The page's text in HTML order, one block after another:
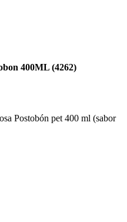
400ML (4262)
Postobón pet 400 ml (sabor